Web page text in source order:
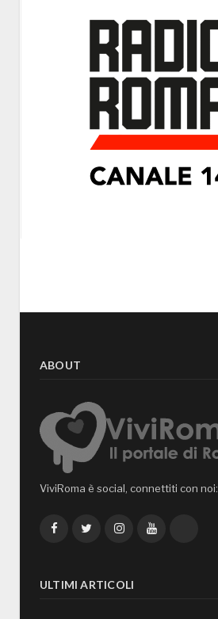
ABOUT
ViviRoma è social, connettiti con noi:
FacebookTwitterInstagramYouTube
ULTIMI ARTICOLI